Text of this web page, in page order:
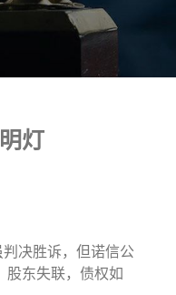
灯
决胜诉，但诺信公
东失联，债权如